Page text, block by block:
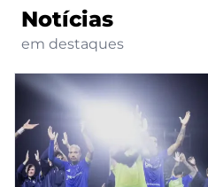
Notícias
em destaques